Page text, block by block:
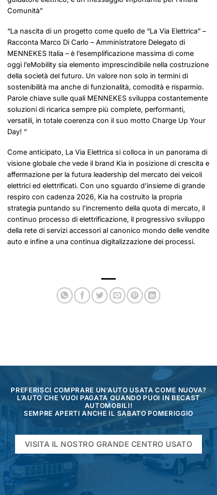
Comunità”
“La nascita di un progetto come quello de “La Via Elettrica” –
Racconta Marco Di Carlo – Amministratore Delegato di
MENNEKES Italia – è l’esemplificazione massima di come
oggi l’eMobility sia elemento imprescindibile nella costruzione
della società del futuro. Un valore non solo in termini di
sostenibilità ma anche di funzionalità, comodità e risparmio.
Parole chiave sulle quali MENNEKES sviluppa costantemente
soluzioni di ricarica sempre più complete, performanti,
versatili, in totale coerenza con il suo motto Charge Up Your
Day! “
Come anticipato, La Via Elettrica si colloca in un panorama di
visione globale che vede il brand Kia in posizione di crescita e
affermazione per la futura leadership del mercato dei veicoli
elettrici ed elettrificati. Con uno sguardo d’insieme di grande
respiro con cadenza 2026, Kia ha costruito la propria
strategia puntando su l’incremento della quota di mercato, il
continuo processo di elettrificazione, il progressivo sviluppo
della rete di servizi accessori al canonico mondo delle vendite
auto e infine a una continua digitalizzazione dei processi.
PREFERISCI COMPRARE UN’AUTO USATA COME NUOVA?
L’AUTO CHE VUOI PAGATA QUANDO PUOI IN BECAST
AUTOMOBILI!
SEMPRE APERTI ANCHE IL SABATO POMERIGGIO
VISITA IL NOSTRO GRANDE CENTRO USATO